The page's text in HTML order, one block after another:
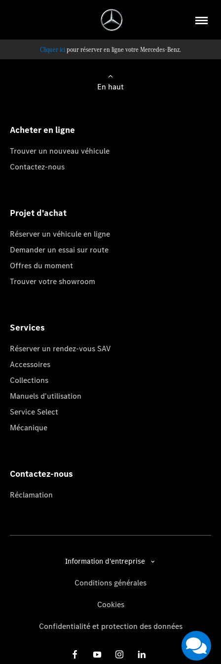
pour réserver en ligne votre Mercedes-Benz.
En haut
Acheter en ligne
Trouver un nouveau véhicule
Contactez-nous
Projet d'achat
Réserver un véhicule en ligne
Demander un essai sur route
Offres du moment
Trouver votre showroom
Services
Réserver un rendez-vous SAV
Accessoires
Collections
Manuels d'utilisation
Service Select
Mécanique
Contactez-nous
Réclamation
Information d'entreprise
Conditions générales
Cookies
Confidentialité et protection des données